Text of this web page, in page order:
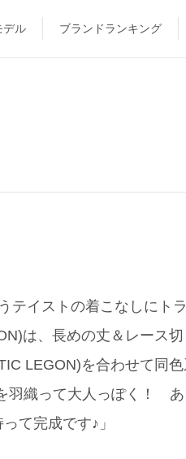
デル ブランドランキング
テイストの着こなしにト
は、長めの丈＆レース
LEGON)を合わせて同色
羽織って大人っぽく！ あ
て完成です♪」